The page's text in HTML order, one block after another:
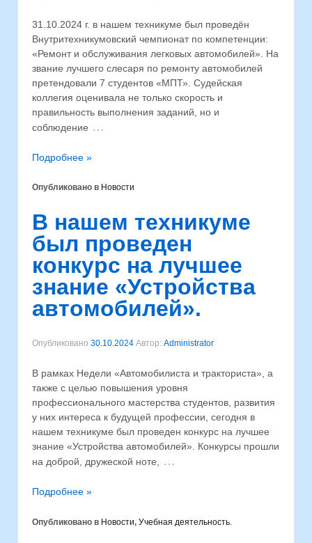
31.10.2024 г. в нашем техникуме был проведён
Внутритехникумовский чемпионат по компетенции:
«Ремонт и обслуживания легковых автомобилей». На
звание лучшего слесаря по ремонту автомобилей
претендовали 7 студентов «МПТ». Судейская
коллегия оценивала не только скорость и
правильность выполнения заданий, но и
соблюдение …
Подробнее »
Опубликовано в Новости
В нашем техникуме
был проведен
конкурс на лучшее
знание «Устройства
автомобилей».
Опубликовано 30.10.2024 Автор: Administrator
В рамках Недели «Автомобилиста и тракториста», а
также с целью повышения уровня
профессионального мастерства студентов, развития
у них интереса к будущей профессии, сегодня в
нашем техникуме был проведен конкурс на лучшее
знание «Устройства автомобилей». Конкурсы прошли
на доброй, дружеской ноте,
…
Подробнее »
Опубликовано в Новости, Учебная деятельность.